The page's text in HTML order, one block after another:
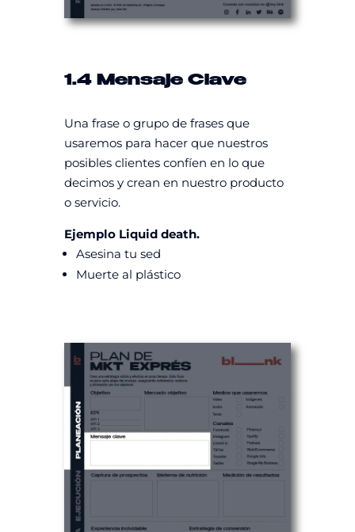
1.4 Mensaje Clave
Una frase o grupo de frases que
usaremos para hacer que nuestros
posibles clientes confíen en lo que
decimos y crean en nuestro producto
o servicio.
Ejemplo Liquid death.
Asesina tu sed
Muerte al plástico